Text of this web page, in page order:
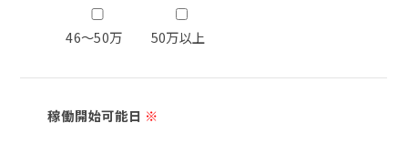
46～50万 50万以上
稼働開始可能日 ※